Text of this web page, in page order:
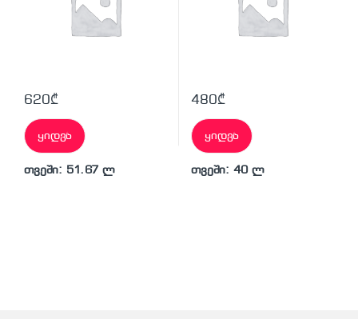
620₾
ყიდვა
თვეში: 51.67 ლ
480₾
ყიდვა
თვეში: 40 ლ